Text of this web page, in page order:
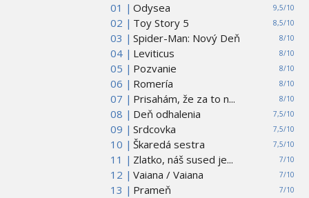
01 | 9,5/10
Odysea
02 |
8,5/10
Toy Story 5
03 |
8/10
Spider-Man: Nový Deň
04 |
8/10
Leviticus
05 |
8/10
Pozvanie
06 |
8/10
Romería
07 |
8/10
Prisahám, že za to n...
08 |
7,5/10
Deň odhalenia
09 |
7,5/10
Srdcovka
10 |
7,5/10
Škaredá sestra
11 |
7/10
Zlatko, náš sused je...
12 |
7/10
Vaiana / Vaiana
13 |
7/10
Prameň